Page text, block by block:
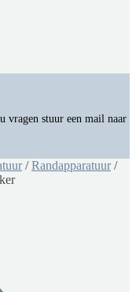
vragen stuur een mail naar
/Randapparatuur/